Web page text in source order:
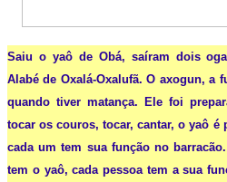
Saiu o yaô de Obá, saíram dois
Alabé de Oxalá-Oxalufã.O axogun, a
quando tiver matança. Ele foi
tocar os couros, tocar, cantar, o yaô é
cada um tem sua função no
tem o yaô, cada pessoa tem a sua